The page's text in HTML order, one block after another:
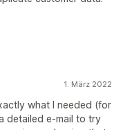
1. März 2022
what I needed (for
detailed e-mail to try